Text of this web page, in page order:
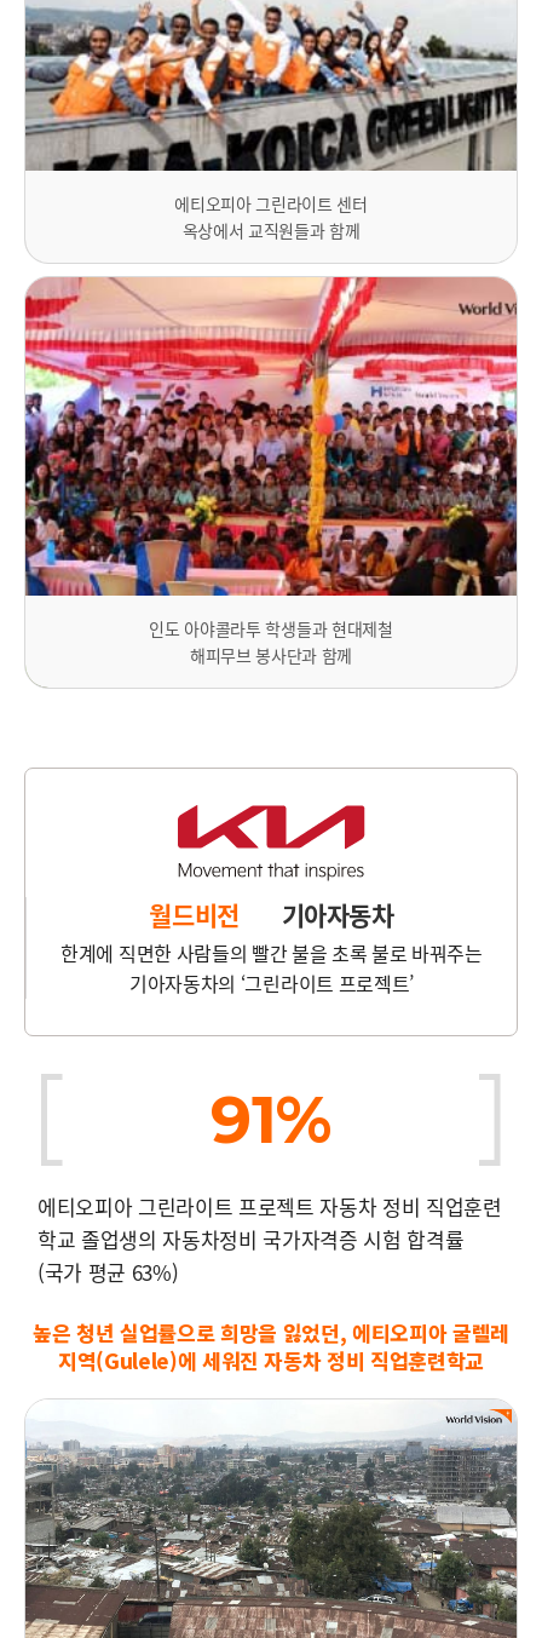
에티오피아 그린라이트 센터
옥상에서 교직원들과 함께
인도 아야콜라투 학생들과 현대제철
해피무브 봉사단과 함께
월드비전 기아자동차
한계에 직면한 사람들의 빨간 불을 초록 불로 바꿔주는
기아자동차의 ‘그린라이트 프로젝트’
91%
에티오피아 그린라이트 프로젝트 자동차 정비 직업훈련
학교 졸업생의 자동차정비 국가자격증 시험 합격률
(국가 평균 63%)
높은 청년 실업률으로 희망을 잃었던, 에티오피아 굴렐레
지역(Gulele)에 세워진자동차 정비 직업훈련학교